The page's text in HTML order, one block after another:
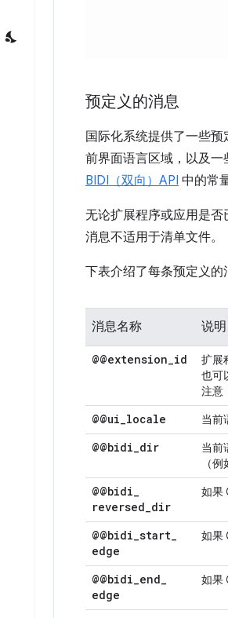
预定义的消息
国际化系统提供了一些
前界面语言区域，以及一
BIDI（双向）API 中的常
无论扩展程序或应用是
消息不适用于清单文件。
下表介绍了每条预定义的
消息名称 说明
@@extension_id
扩展
也可
注意
@@ui_locale 当前
@@bidi_dir
当前
（
@@bidi_
reversed_dir
如果
@@bidi_start_
edge
如果
@@bidi_end_
edge
如果